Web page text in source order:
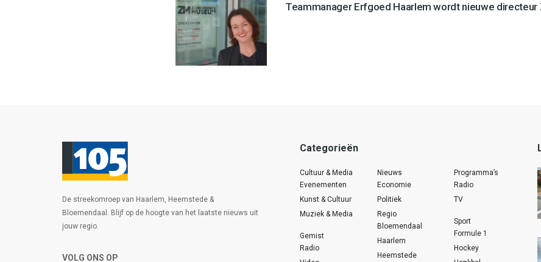
Teammanager Erfgoed Haarlem wordt nieuwe directeur
De streekomroep van Haarlem, Heemstede &
Bloemendaal. Blijf op de hoogte van het laatste nieuws uit
jouw regio.
VOLG ONS OP
Categorieën
Cultuur & Media
Evenementen
Kunst & Cultuur
Muziek & Media
Gemist
Radio
Nieuws
Economie
Politiek
Regio
Bloemendaal
Haarlem
Heemstede
Programma’s
Radio
TV
Sport
Formule 1
Hockey